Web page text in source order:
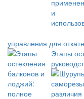
управления для
Этапы